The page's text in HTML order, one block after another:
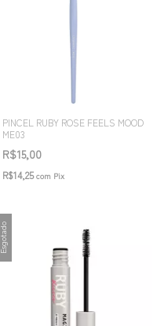
PINCEL RUBY ROSE FEELS MOOD
ME03
R$15,00
R$14,25com Pix
Esgotado